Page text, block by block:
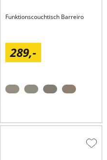
Funktionscouchtisch Barreiro
289,-
Zur